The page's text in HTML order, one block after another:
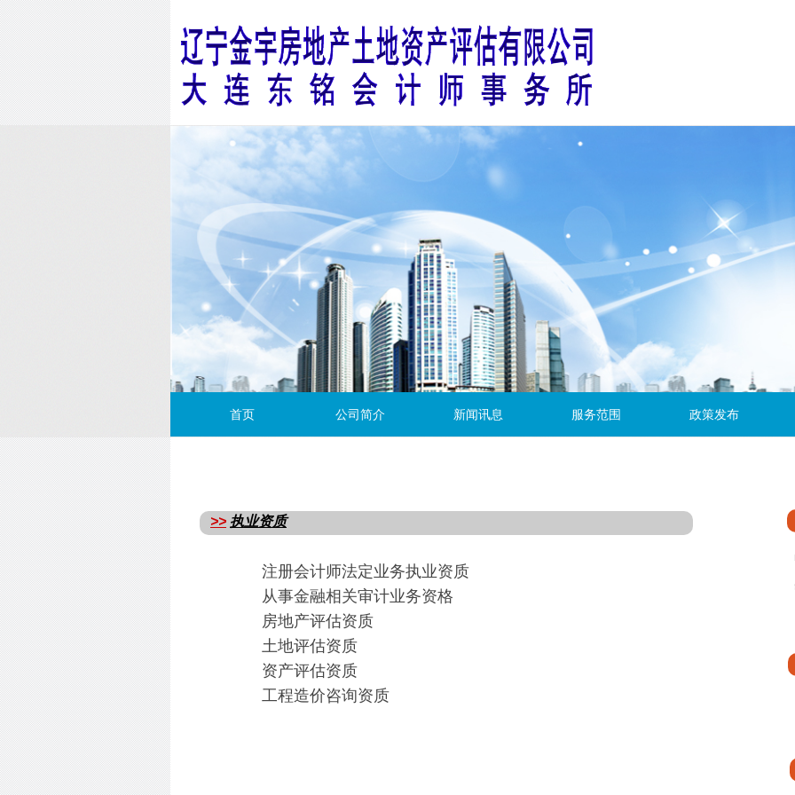
首页 公司简介 新闻讯息 服务范围 政策发布
>> 执业资质
注册会计师法定业务执业资质
从事金融相关审计业务资格
房地产评估资质
土地评估资质
资产评估资质
工程造价咨询资质